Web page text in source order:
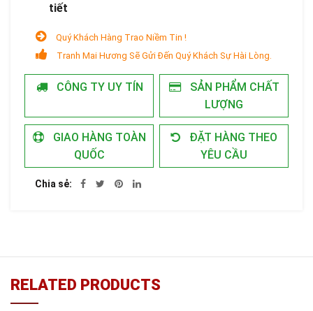
tiết
Quý Khách Hàng Trao Niềm Tin !
Tranh Mai Hương Sẽ Gửi Đến Quý Khách Sự Hài Lòng.
CÔNG TY UY TÍN
SẢN PHẨM CHẤT
LƯỢNG
GIAO HÀNG TOÀN
QUỐC
ĐẶT HÀNG THEO
YÊU CẦU
Chia sẻ
RELATED PRODUCTS